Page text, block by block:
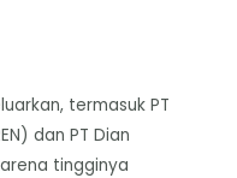
termasuk PT
dan PT Dian
tingginya